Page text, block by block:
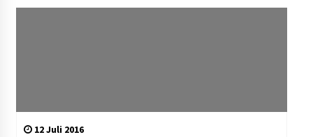
12 Juli 2016